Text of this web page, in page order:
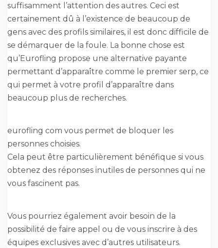
suffisamment l’attention des autres. Ceci est
certainement dû à l’existence de beaucoup de
gens avec des profils similaires, il est donc difficile de
se démarquer de la foule. La bonne chose est
qu’Eurofling propose une alternative payante
permettant d’apparaître comme le premier serp, ce
qui permet à votre profil d’apparaître dans
beaucoup plus de recherches.
eurofling com vous permet de bloquer les
personnes choisies.
Cela peut être particulièrement bénéfique si vous
obtenez des réponses inutiles de personnes qui ne
vous fascinent pas.
Vous pourriez également avoir besoin de la
possibilité de faire appel ou de vous inscrire à des
équipes exclusives avec d’autres utilisateurs.